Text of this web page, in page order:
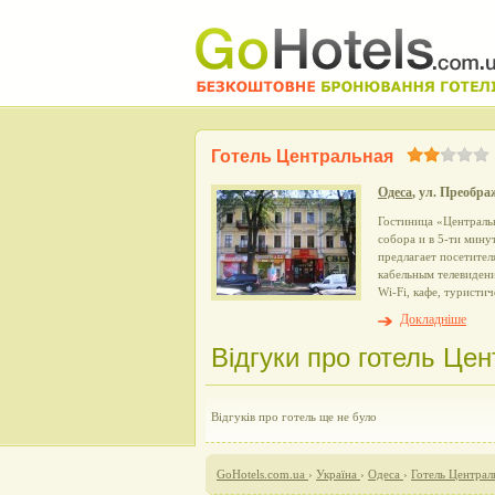
Готель Центральная
Одеса, ул.
Гостиница
собора и в 5-ти
предлагает
кабельным
Wi-Fi, кафе,
Докладніше
Відгуки про готель
Відгуків про готель ще не було
GoHotels.com.ua › Україна › Одеса › Готель